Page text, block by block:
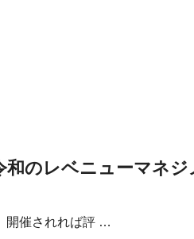
のレベニューマネジ
開催されれば評 …